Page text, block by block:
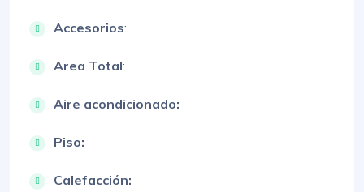
Accesorios:
Area Total:
Aire acondicionado:
Piso:
Calefacción: